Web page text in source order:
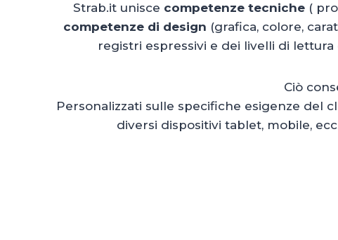
Strab.it unisce competenze tecniche (
competenze di design (grafica, colore,
registri espressivi e dei livelli di
Ciò
Personalizzati sulle specifiche esigenze del
diversi dispositivi tablet, mobile,